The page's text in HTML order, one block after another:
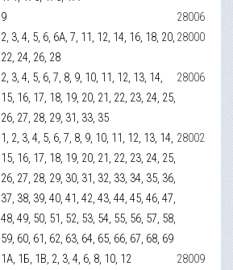
9
28006
2, 3, 4, 5, 6, 6А, 7, 11, 12, 14, 16, 18, 20,
22, 24, 26, 28
28000
2, 3, 4, 5, 6, 7, 8, 9, 10, 11, 12, 13, 14,
15, 16, 17, 18, 19, 20, 21, 22, 23, 24, 25,
26, 27, 28, 29, 31, 33, 35
28006
1, 2, 3, 4, 5, 6, 7, 8, 9, 10, 11, 12, 13, 14,
15, 16, 17, 18, 19, 20, 21, 22, 23, 24, 25,
26, 27, 28, 29, 30, 31, 32, 33, 34, 35, 36,
37, 38, 39, 40, 41, 42, 43, 44, 45, 46, 47,
48, 49, 50, 51, 52, 53, 54, 55, 56, 57, 58,
59, 60, 61, 62, 63, 64, 65, 66, 67, 68, 69
28002
1А, 1Б, 1В, 2, 3, 4, 6, 8, 10, 12
28009